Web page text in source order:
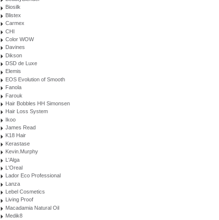
Biosilk
Blistex
Carmex
CHI
Color WOW
Davines
Dikson
DSD de Luxe
Elemis
EOS Evolution of Smooth
Fanola
Farouk
Hair Bobbles HH Simonsen
Hair Loss System
Ikoo
James Read
K18 Hair
Kerastase
Kevin.Murphy
L'Alga
L'Oreal
Lador Eco Professional
Lanza
Lebel Cosmetics
Living Proof
Macadamia Natural Oil
Medik8